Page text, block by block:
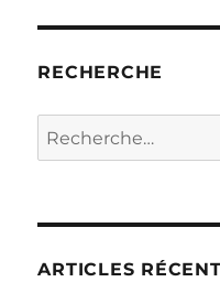
RECHERCHE
Recherche
pour :
ARTICLES